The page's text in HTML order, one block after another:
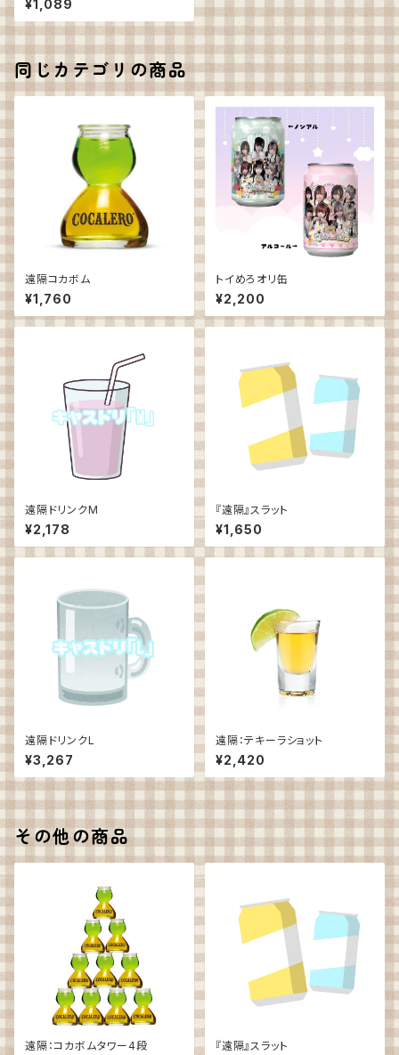
¥1,089
同じカテゴリの商品
遠隔コカボム
¥1,760
トイめろオリ缶
¥2,200
遠隔ドリンクM
¥2,178
『遠隔』スラット
¥1,650
遠隔ドリンクL
¥3,267
遠隔：テキーラショット
¥2,420
その他の商品
遠隔：コカボムタワー4段 『遠隔』スラット